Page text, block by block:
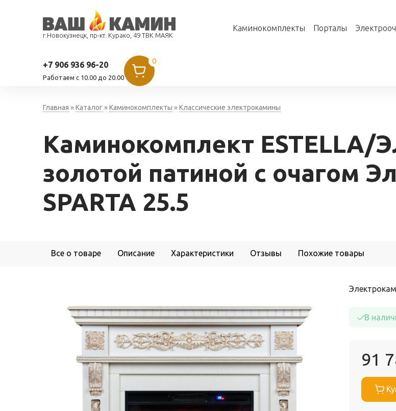
г.Новокузнецк, пр-кт. Курако, 49 ТВК МАЯК
Каминокомплекты Порталы
+7 906 936 96-20
Работаем c 10.00 до 20.00
0
Главная »Каталог»Каминокомплекты »Классические электрокамины
Каминокомплект
золотой патиной с очагом
SPARTA 25.5
Все о товаре Описание Характеристики Отзывы Похожие товары
В
91